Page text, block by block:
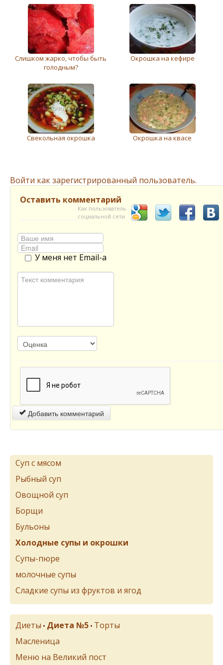
Слишком жарко, чтобы быть
голодным?
Окрошка на кефире
Cвекольная окрошка Окрошка на квасе
Войти как зарегистрированный пользователь.
Оставить комментарий
Как пользователь
социальной сети
У меня нет Email-а
Добавить комментарий
Суп с мясом
Рыбный суп
Овощной суп
Борщи
Бульоны
Холодные супы и окрошки
Супы-пюре
молочные супы
Сладкие супы из фруктов и ягод
Диеты • Диета №5 • Торты
Масленица
Меню на Великий пост